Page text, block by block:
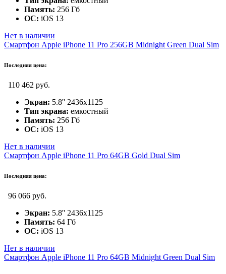
Память: 256 Гб
ОС: iOS 13
Нет в наличии
Смартфон Apple iPhone 11 Pro 256GB Midnight Green Dual Sim
Последняя цена:
110 462 руб.
Экран: 5.8'' 2436x1125
Тип экрана: емкостный
Память: 256 Гб
ОС: iOS 13
Нет в наличии
Смартфон Apple iPhone 11 Pro 64GB Gold Dual Sim
Последняя цена:
96 066 руб.
Экран: 5.8'' 2436x1125
Память: 64 Гб
ОС: iOS 13
Нет в наличии
Смартфон Apple iPhone 11 Pro 64GB Midnight Green Dual Sim